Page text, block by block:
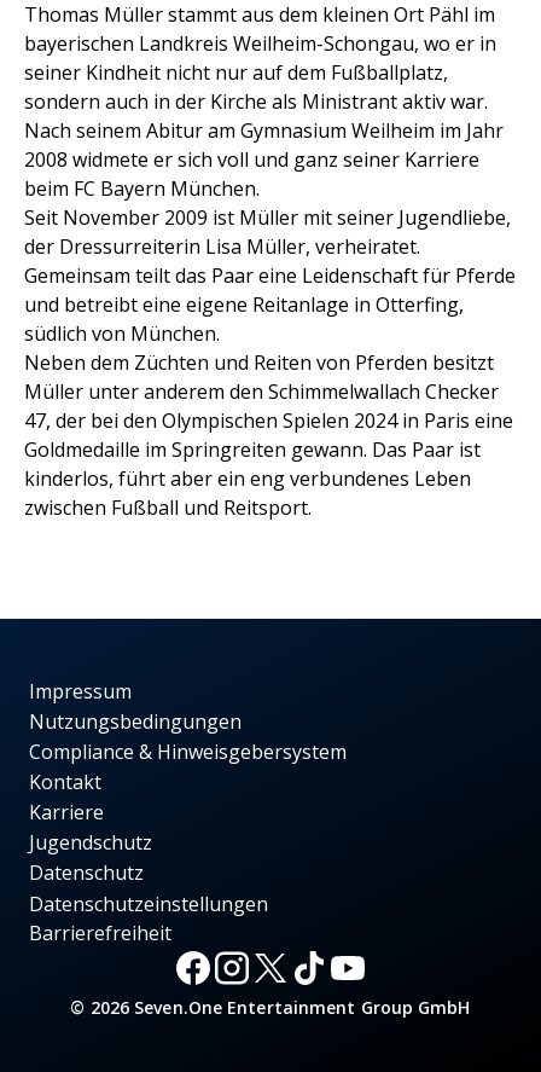
Thomas Müller stammt aus dem kleinen Ort Pähl im
bayerischen Landkreis Weilheim-Schongau, wo er in
seiner Kindheit nicht nur auf dem Fußballplatz,
sondern auch in der Kirche als Ministrant aktiv war.
Nach seinem Abitur am Gymnasium Weilheim im Jahr
2008 widmete er sich voll und ganz seiner Karriere
beim FC Bayern München.
Seit November 2009 ist Müller mit seiner Jugendliebe,
der Dressurreiterin Lisa Müller, verheiratet.
Gemeinsam teilt das Paar eine Leidenschaft für Pferde
und betreibt eine eigene Reitanlage in Otterfing,
südlich von München.
Neben dem Züchten und Reiten von Pferden besitzt
Müller unter anderem den Schimmelwallach Checker
47, der bei den Olympischen Spielen 2024 in Paris eine
Goldmedaille im Springreiten gewann. Das Paar ist
kinderlos, führt aber ein eng verbundenes Leben
zwischen Fußball und Reitsport.
Impressum
Nutzungsbedingungen
Compliance & Hinweisgebersystem
Kontakt
Karriere
Jugendschutz
Datenschutz
Datenschutzeinstellungen
Barrierefreiheit
© 2026 Seven.One Entertainment Group GmbH